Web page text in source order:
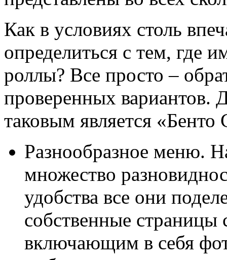
Как в условиях столь
определиться с тем, где
роллы? Все просто –
проверенных вариантов.
таковым является
Разнообразное меню.
множество
удобства все они
собственные
включающим в себя